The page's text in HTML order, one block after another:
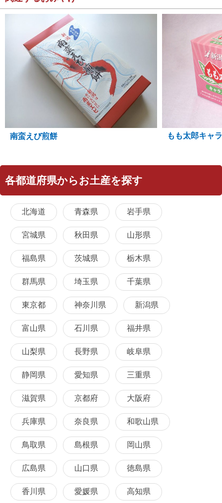
南蛮えび煎餅 もも太郎キャ
各都道府県からお土産を探す
北海道 青森県 岩手県
宮城県 秋田県 山形県
福島県 茨城県 栃木県
群馬県 埼玉県 千葉県
東京都 神奈川県 新潟県
富山県 石川県 福井県
山梨県 長野県 岐阜県
静岡県 愛知県 三重県
滋賀県 京都府 大阪府
兵庫県 奈良県 和歌山県
鳥取県 島根県 岡山県
広島県 山口県 徳島県
香川県 愛媛県 高知県